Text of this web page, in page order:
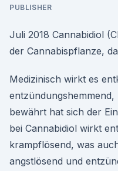
PUBLISHER
Juli 2018 Cannabidiol
der Cannabispflanze,
Medizinisch wirkt es
bewährt hat sich der
bei Cannabidiol wirkt
krampflösend, was
angstlösend und